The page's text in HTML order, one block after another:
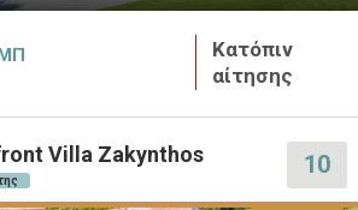
Κατόπιν
αίτησης
Villa Zakynthos 10